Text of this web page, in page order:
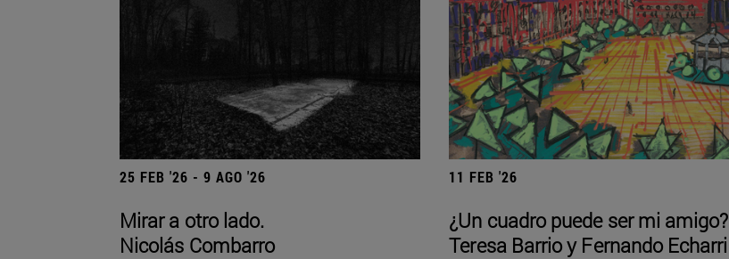
25 FEB '26 - 9 AGO '26
Mirar a otro lado.
Nicolás Combarro
11 FEB '26
¿Un cuadro puede ser mi amigo?
Teresa Barrio y Fernando Echarri